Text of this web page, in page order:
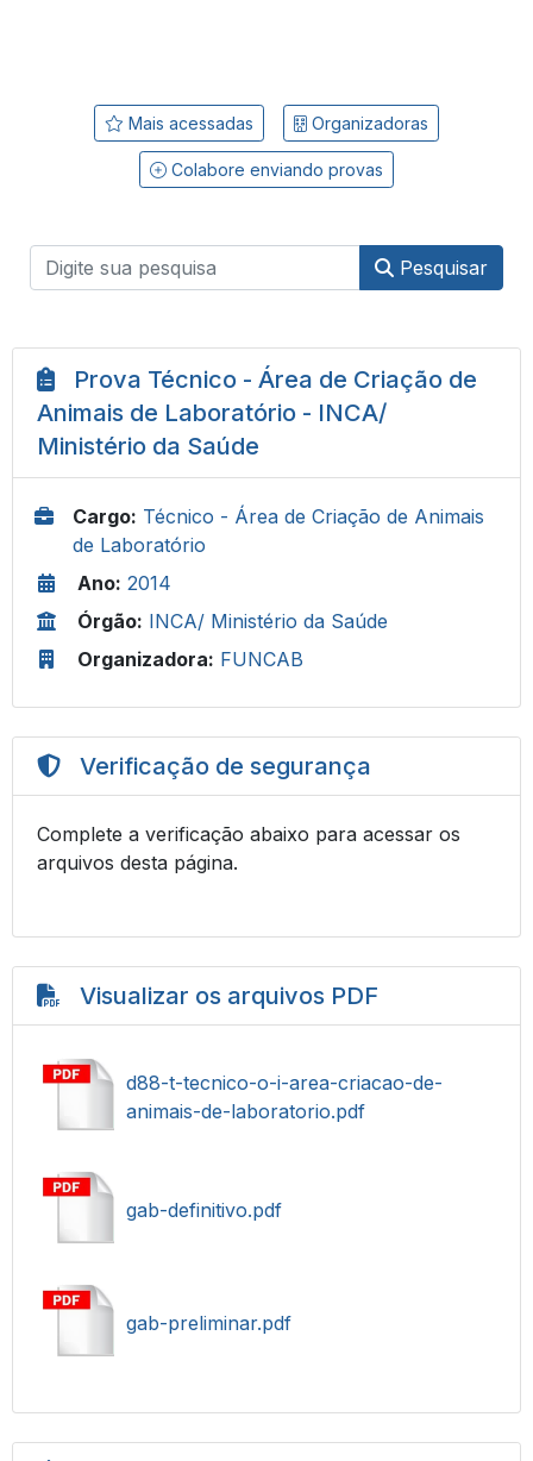
Mais acessadas Organizadoras
Colabore enviando provas
Pesquisar
Prova Técnico - Área de Criação de
Animais de Laboratório - INCA/
Ministério da Saúde
Cargo: Técnico - Área de Criação de Animais
de Laboratório
Ano: 2014
Órgão: INCA/ Ministério da Saúde
Organizadora: FUNCAB
Verificação de segurança
Complete a verificação abaixo para acessar os
arquivos desta página.
Visualizar os arquivos PDF
d88-t-tecnico-o-i-area-criacao-de-
animais-de-laboratorio.pdf
gab-definitivo.pdf
gab-preliminar.pdf